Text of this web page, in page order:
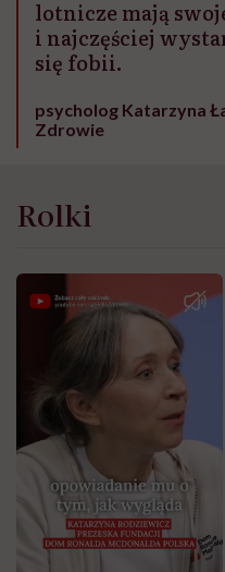
lotnicze mają
i najczęściej
się fobii.
psycholog Katarzyna
Zdrowie
Rolki